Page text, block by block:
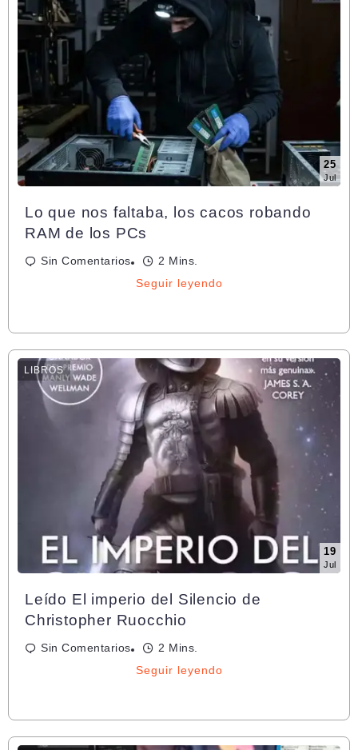
25
Jul
Lo que nos faltaba, los cacos robando
RAM de los PCs
Sin Comentarios 2 Mins.
Seguir leyendo
LIBROS
19
Jul
Leído El imperio del Silencio de
Christopher Ruocchio
Sin Comentarios 2 Mins.
Seguir leyendo